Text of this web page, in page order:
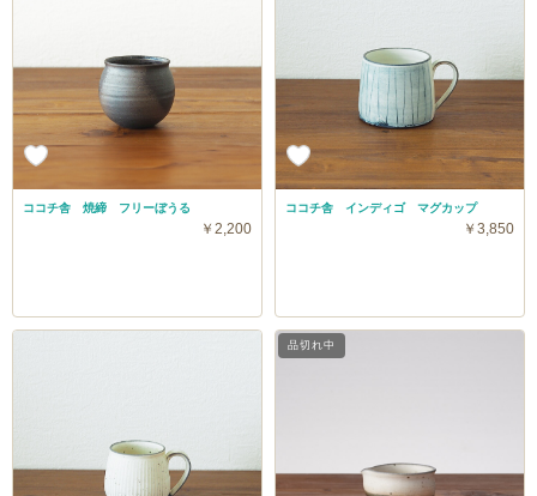
ココチ舎 焼締 フリーぼうる
￥2,200
ココチ舎 インディゴ マグカップ
￥3,850
品切れ中